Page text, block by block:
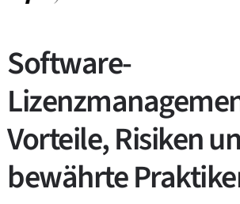
Software-
Vorteile, Risiken
bewährte